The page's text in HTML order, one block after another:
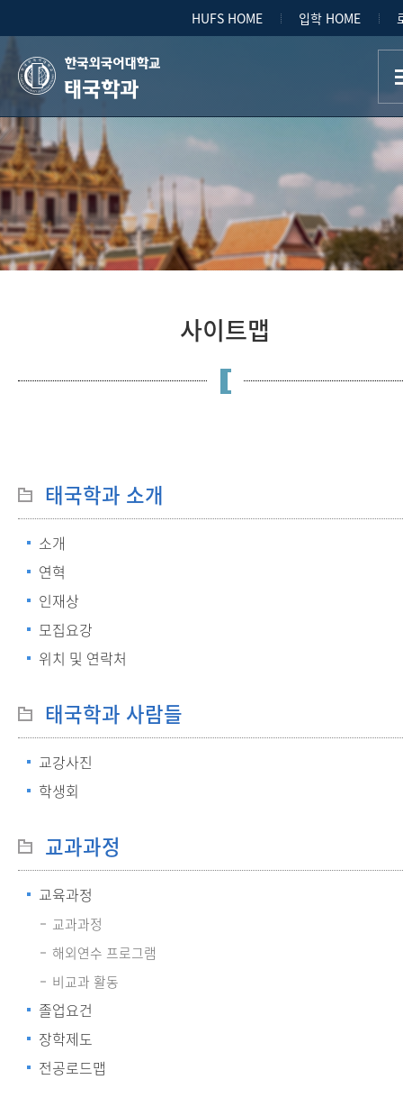
HUFS HOME 입학 HOME
태국학과
사이트맵
태국학과 소개
소개
연혁
인재상
모집요강
위치 및 연락처
태국학과 사람들
교강사진
학생회
교과과정
교육과정
교과과정
해외연수 프로그램
비교과 활동
졸업요건
장학제도
전공로드맵